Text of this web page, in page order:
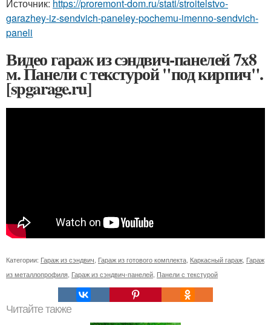
Источник: https://proremont-dom.ru/stati/stroitelstvo-
garazhey-iz-sendvich-paneley-pochemu-imenno-sendvich-
paneli
Видео гараж из сэндвич-панелей 7х8
м. Панели с текстурой "под кирпич".
[spgarage.ru]
Категории: Гараж из сэндвич Гараж из готового комплекта Каркасный гараж Гараж
из металлопрофиля Гараж из сэндвич-панелей Панели с текстурой
Читайте также